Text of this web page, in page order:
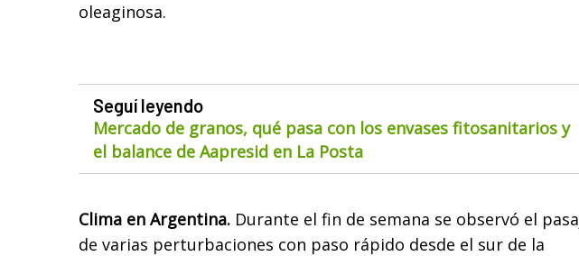
oleaginosa.
Seguí leyendo
Mercado de granos, qué pasa con los envases fitosanitarios y
el balance de Aapresid en La Posta
Clima en Argentina. Durante el fin de semana se observó el
de varias perturbaciones con paso rápido desde el sur de la